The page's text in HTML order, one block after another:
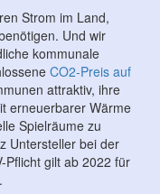
Strom im Land,
Und wir
kommunale
CO2-Preis auf
attraktiv, ihre
erneuerbarer Wärme
Spielräume zu
Untersteller bei der
Pflicht gilt ab 2022 für